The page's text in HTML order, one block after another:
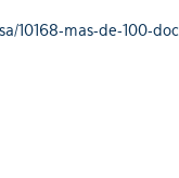
mas-de-100-